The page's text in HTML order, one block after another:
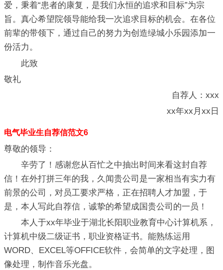
爱，秉着“患者的康复，是我们永恒的追求和目标”为宗
旨。真心希望院领导能给我一次追求目标的机会。在各位
前辈的带领下，通过自己的努力为创造绿城小乐园添加一
份活力。
此致
敬礼
自荐人：xxx
xx年xx月xx日
电气毕业生自荐信范文6
尊敬的领导：
辛劳了！感谢您从百忙之中抽出时间来看这封自荐
信！在外打拼三年的我，久闻贵公司是一家相当有实力有
前景的公司，对员工要求严格，正在招聘人才加盟，于
是，本人写此自荐信，诚挚的希望成国贵公司的一员！
本人于xx年毕业于湖北长阳职业教育中心计算机系，
计算机中级二级证书，职业资格证书。能熟练运用
WORD、EXCEL等OFFICE软件，会简单的文字处理，图
像处理，制作音乐光盘。